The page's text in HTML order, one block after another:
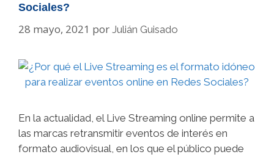
Sociales?
28 mayo, 2021 por Julián Guisado
En la actualidad, el Live Streaming online permite a
las marcas retransmitir eventos de interés en
formato audiovisual, en los que el público puede